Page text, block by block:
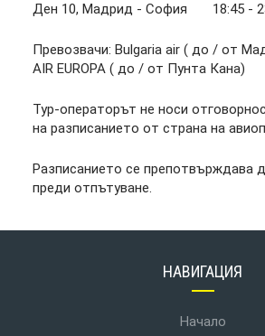
Ден 10, Мадрид - София 18:45 -
Превозвачи: Bulgaria air ( до / от
AIR EUROPA ( до / от Пунта Кана)
Тур-операторът не носи
на разписанието от страна на
Разписанието се препотвърждава
преди отпътуване.
НАВИГАЦИЯ
Начало